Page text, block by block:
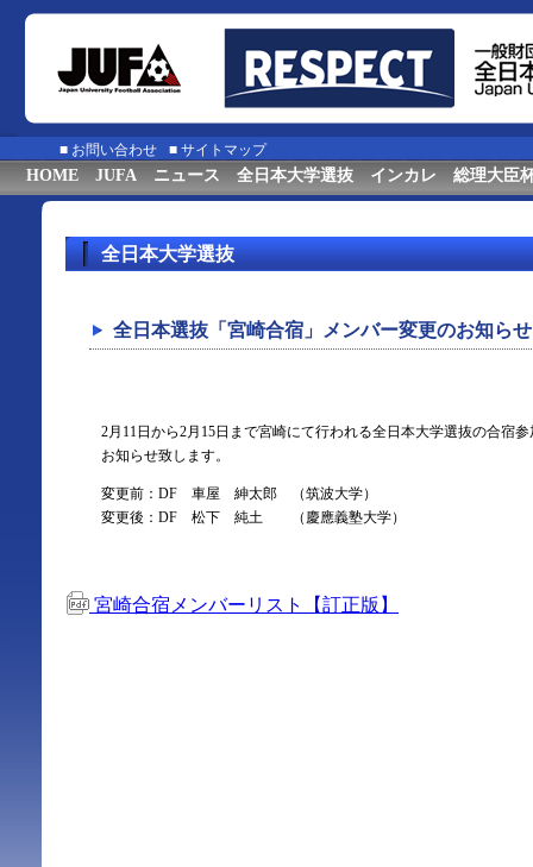
■ お問い合わせ ■ サイトマップ
HOME JUFA ニュース 全日本大学選抜 インカレ 総理大臣
全日本大学選抜
全日本選抜「宮崎合宿」メンバー変更のお知らせ
2月11日から2月15日まで宮崎にて行われる全日本大学選抜の合宿
お知らせ致します。
変更前：DF 車屋 紳太郎 （筑波大学）
変更後：DF 松下 純土 （慶應義塾大学）
宮崎合宿メンバーリスト【訂正版】